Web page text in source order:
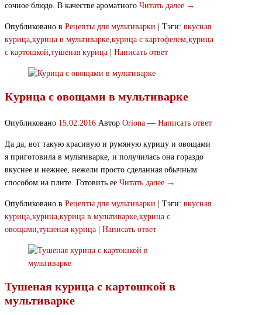
сочное блюдо. В качестве ароматного Читать далее →
Опубликовано в Рецепты для мультиварки | Тэги: вкусная
курица курица в мультиварке курица с картофелем курица
с картошкой тушеная курица | Написать ответ
Курица с овощами в мультиварке
Опубликовано 15.02.2016 Автор Oriona — Написать ответ
Да да, вот такую красивую и румяную курицу и овощами
я приготовила в мультиварке, и получилась она гораздо
вкуснее и нежнее, нежели просто сделанная обычным
способом на плите. Готовить ее Читать далее →
Опубликовано в Рецепты для мультиварки Тэги: вкусная
курица курица курица в мультиварке курица с
овощами тушеная курица Написать ответ
Тушеная курица с картошкой в
мультиварке